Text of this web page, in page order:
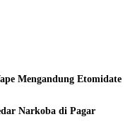
Mengandung Etomidate
Narkoba di Pagar